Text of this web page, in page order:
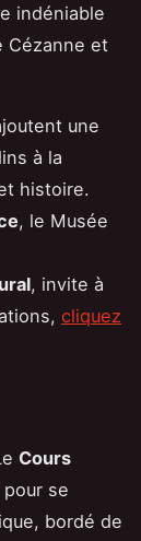
indéniable
Cézanne et
une
à la
histoire.
, le Musée
, invite à
cliquez
Cours
se
bordé de